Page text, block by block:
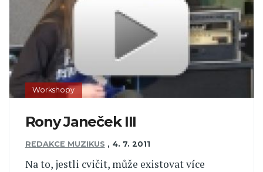
Workshopy
Rony Janeček III
REDAKCE MUZIKUS , 4. 7. 2011
Na to, jestli cvičit, může existovat více